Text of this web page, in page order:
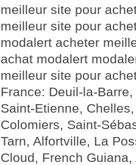
meilleur site pour
meilleur site pour
modalert acheter
achat modalert
meilleur site pour
France: Deuil-la-
Saint-Etienne,
Colomiers, Saint-
Tarn, Alfortville, La
Cloud, French